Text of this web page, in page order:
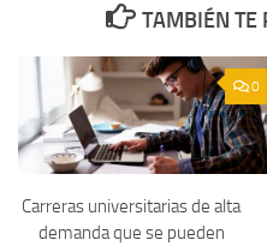
TAMBIÉN TE
0
Carreras universitarias de alta
demanda que se pueden